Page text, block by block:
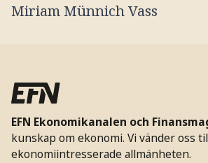
Miriam Münnich Vass
EFN Ekonomikanalen och
kunskap om ekonomi. Vi vänder oss
ekonomiintresserade allmänheten.